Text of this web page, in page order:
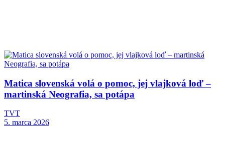
Matica slovenská volá o pomoc, jej vlajková loď –
martinská Neografia, sa potápa
TVT
5. marca 2026